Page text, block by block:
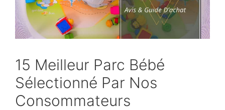
15 Meilleur Parc Bébé
Sélectionné Par Nos
Consommateurs